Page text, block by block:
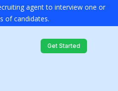
agent to interview one or
of candidates.
Get Started